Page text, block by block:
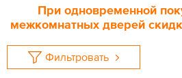
При одновременной
межкомнатных дверей
Фильтровать